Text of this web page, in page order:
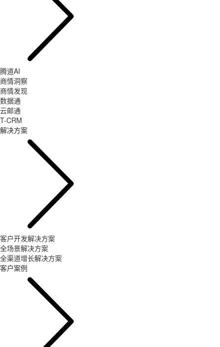
腾道AI
商情洞察
商情发现
数据通
云邮通
T-CRM
解决方案
客户开发解决方案
全场景解决方案
全渠道增长解决方案
客户案例